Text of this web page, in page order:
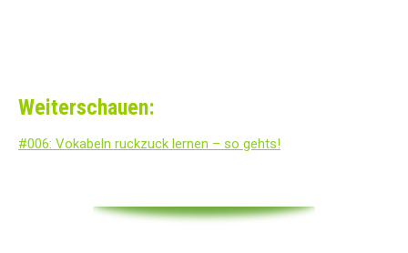
Weiterschauen:
#006: Vokabeln ruckzuck lernen – so gehts!